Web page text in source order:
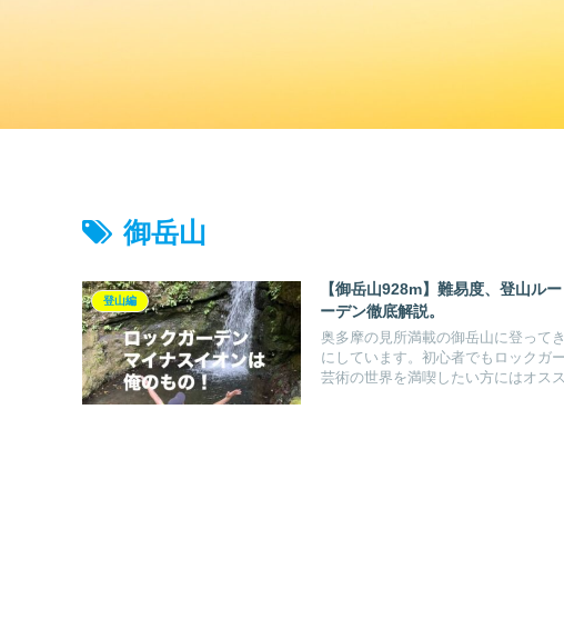
御岳山
登山編
【御岳山928m】難易度、登山ル
ーデン徹底解説。
奥多摩の見所満載の御岳山に登って
にしています。初心者でもロックガ
芸術の世界を満喫したい方にはオスス